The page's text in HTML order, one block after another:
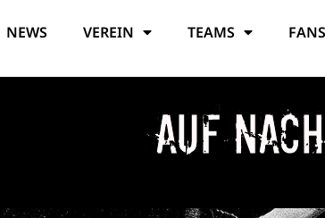
NEWS VEREIN TEAMS FANS
Auf